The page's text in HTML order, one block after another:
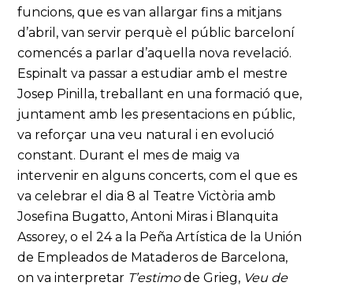
funcions, que es van allargar fins a mitjans
d’abril, van servir perquè el públic barceloní
comencés a parlar d’aquella nova revelació.
Espinalt va passar a estudiar amb el mestre
Josep Pinilla, treballant en una formació que,
juntament amb les presentacions en públic,
va reforçar una veu natural i en evolució
constant. Durant el mes de maig va
intervenir en alguns concerts, com el que es
va celebrar el dia 8 al Teatre Victòria amb
Josefina Bugatto, Antoni Miras i Blanquita
Assorey, o el 24 a la Peña Artística de la Unión
de Empleados de Mataderos de Barcelona,
on va interpretar T’estimode Grieg, Veu de